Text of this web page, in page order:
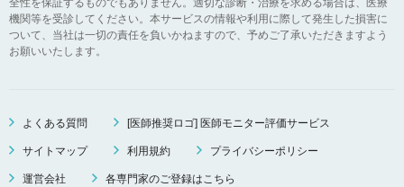
全性を保証するものでもありません。適切な診断・治療を求める場合は、医療
機関等を受診してください。本サービスの情報や利用に際して発生した損害に
ついて、当社は一切の責任を負いかねますので、予めご了承いただきますよう
お願いいたします。
よくある質問 [医師推奨ロゴ] 医師モニター評価サービス
サイトマップ 利用規約 プライバシーポリシー
運営会社 各専門家のご登録はこちら